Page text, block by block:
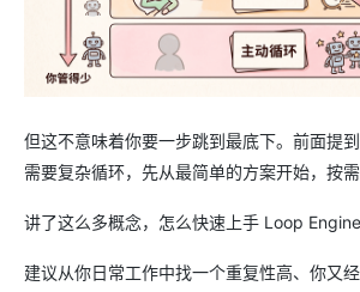
但这不意味着你要一步跳到最底下。前面提
需要复杂循环，先从最简单的方案开始，按需
讲了这么多概念，怎么快速上手 Loop
建议从你日常工作中找一个重复性高、你又